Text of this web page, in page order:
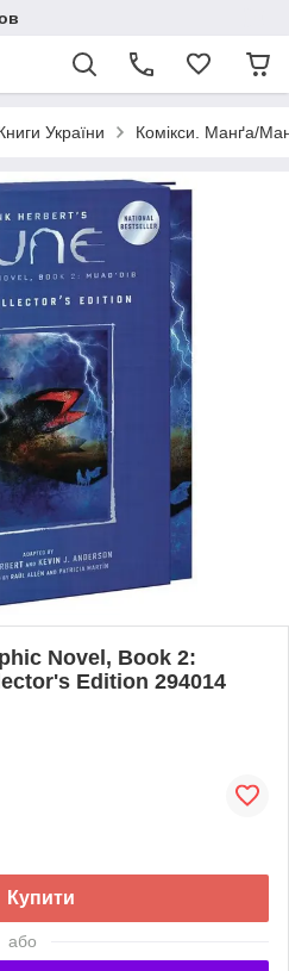
України Комікси. Манґа/
Novel, Book 2:
Edition 294014
Купити
або